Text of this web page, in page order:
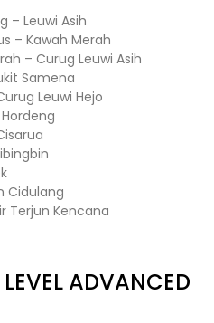
– Leuwi Asih
– Kawah Merah
– Curug Leuwi Asih
Samena
Leuwi Hejo
Cidulang
Terjun Kencana
LEVEL ADVANCED